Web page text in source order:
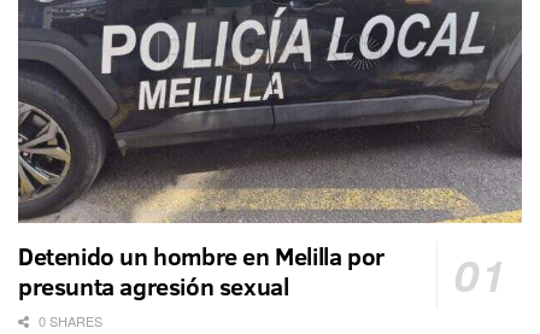
Detenido un hombre en Melilla por
presunta agresión sexual
0 SHARES